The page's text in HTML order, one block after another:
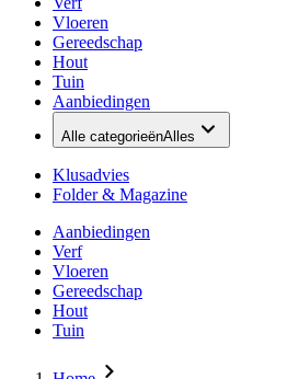
Vloeren
Gereedschap
Hout
Tuin
Aanbiedingen
Alle categorieënAlles
Klusadvies
Folder & Magazine
Aanbiedingen
Verf
Vloeren
Gereedschap
Hout
Tuin